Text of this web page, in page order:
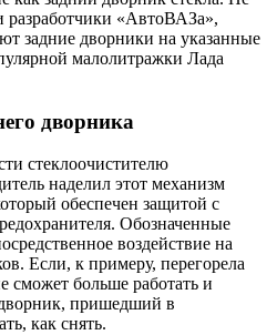
разработчики «АвтоВАЗа»,
задние дворники на указанные
малолитражки Лада
дворника
стеклоочистителю
наделил этот механизм
обеспечен защитой с
Обозначенные
воздействие на
Если, к примеру, перегорела
сможет больше работать и
дворник, пришедший в
как снять.